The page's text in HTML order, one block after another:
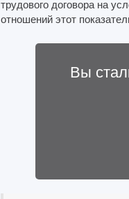
трудового договора на
отношений этот
Вы